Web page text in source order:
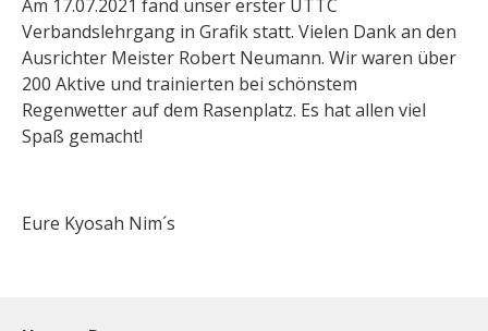
Am 17.07.2021 fand unser erster UTTC
Verbandslehrgang in Grafik statt. Vielen Dank an den
Ausrichter Meister Robert Neumann. Wir waren über
200 Aktive und trainierten bei schönstem
Regenwetter auf dem Rasenplatz. Es hat allen viel
Spaß gemacht!
Eure Kyosah Nim´s